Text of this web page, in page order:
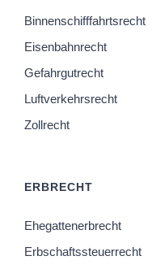
Binnenschifffahrtsrecht
Eisenbahnrecht
Gefahrgutrecht
Luftverkehrsrecht
Zollrecht
ERBRECHT
Ehegattenerbrecht
Erbschaftssteuerrecht